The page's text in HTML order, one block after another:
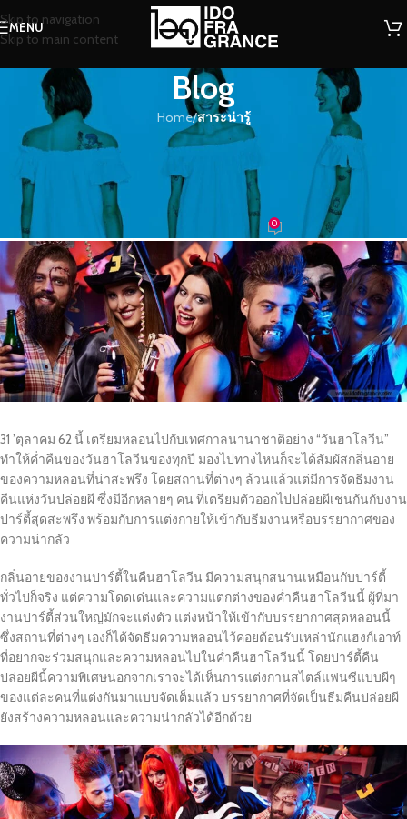
Skip to navigation
Skip to main content
MENU
Blog
Home/สาระน่ารู้
สาระน่ารู้
ปาร์ตี้สุดหลอนรับคืนฮาโลวีน ‘62 คืนนี้
มีเฮี้ยน!!!
น้ำหอม On 29/10/2019 0
31 ’ตุลาคม 62 นี้ เตรียมหลอนไปกับเทศกาลนานาชาติอย่าง “วันฮาโลวีน”
ทำให้ค่ำคืนของวันฮาโลวีนของทุกปี มองไปทางไหนก็จะได้สัมผัสกลิ่นอาย
ของความหลอนที่น่าสะพรึง โดยสถานที่ต่างๆ ล้วนแล้วแต่มีการจัดธีมงาน
คืนแห่งวันปล่อยผี ซึ่งมีอีกหลายๆ คน ที่เตรียมตัวออกไปปล่อยผีเช่นกันกับงาน
ปาร์ตี้สุดสะพรึง พร้อมกับการแต่งกายให้เข้ากับธีมงานหรือบรรยากาศของ
ความน่ากลัว
กลิ่นอายของงานปาร์ตี้ในคืนฮาโลวีน มีความสนุกสนานเหมือนกับปาร์ตี้
ทั่วไปก็จริง แต่ความโดดเด่นและความแตกต่างของค่ำคืนฮาโลวีนนี้ ผู้ที่มา
งานปาร์ตี้ส่วนใหญ่มักจะแต่งตัว แต่งหน้าให้เข้ากับบรรยากาศสุดหลอนนี้
ซึ่งสถานที่ต่างๆ เองก็ได้จัดธีมความหลอนไว้คอยต้อนรับเหล่านักแฮงก์เอาท์
ที่อยากจะร่วมสนุกและความหลอนไปในค่ำคืนฮาโลวีนนี้ โดยปาร์ตี้คืน
ปล่อยผีนี้ความพิเศษนอกจากเราจะได้เห็นการแต่งกานสไตล์แฟนซีแบบผีๆ
ของแต่ละคนที่แต่งกันมาแบบจัดเต็มแล้ว บรรยากาศที่จัดเป็นธีมคืนปล่อยผี
ยังสร้างความหลอนและความน่ากลัวได้อีกด้วย